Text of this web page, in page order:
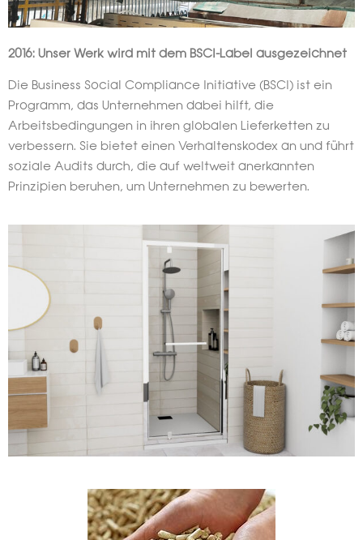
2016: Unser Werk wird mit dem BSCI-Label ausgezeichnet
Die Business Social Compliance Initiative (BSCI) ist ein
Programm, das Unternehmen dabei hilft, die
Arbeitsbedingungen in ihren globalen Lieferketten zu
verbessern. Sie bietet einen Verhaltenskodex an und führt
soziale Audits durch, die auf weltweit anerkannten
Prinzipien beruhen, um Unternehmen zu bewerten.